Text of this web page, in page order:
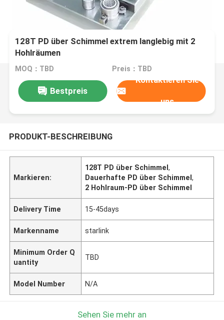
128T PD über Schimmel extrem langlebig mit 2
Hohlräumen
MOQ：TBD Preis：TBD
Bestpreis
Kontaktieren Sie
uns
PRODUKT-BESCHREIBUNG
Markieren:
128T PD über Schimmel,
Dauerhafte PD über Schimmel,
2 Hohlraum-PD über Schimmel
Delivery Time 15-45days
Markenname starlink
Minimum Order Q
uantity
TBD
Model Number N/A
Sehen Sie mehr an